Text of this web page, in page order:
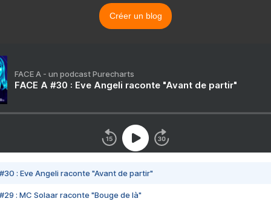
Créer un blog
FACE A - un podcast Purecharts
FACE A #30 : Eve Angeli raconte "Avant de partir"
#30 : Eve Angeli raconte "Avant de partir"
#29 : MC Solaar raconte "Bouge de là"